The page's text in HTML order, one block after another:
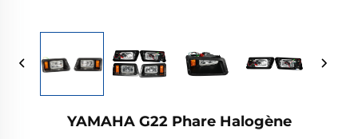
YAMAHA G22 Phare Halogène